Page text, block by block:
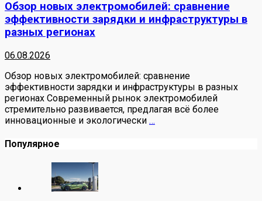
Обзор новых электромобилей: сравнение
эффективности зарядки и инфраструктуры в
разных регионах
06.08.2026
Обзор новых электромобилей: сравнение
эффективности зарядки и инфраструктуры в разных
регионах Современный рынок электромобилей
стремительно развивается, предлагая всё более
инновационные и экологически …
Популярное